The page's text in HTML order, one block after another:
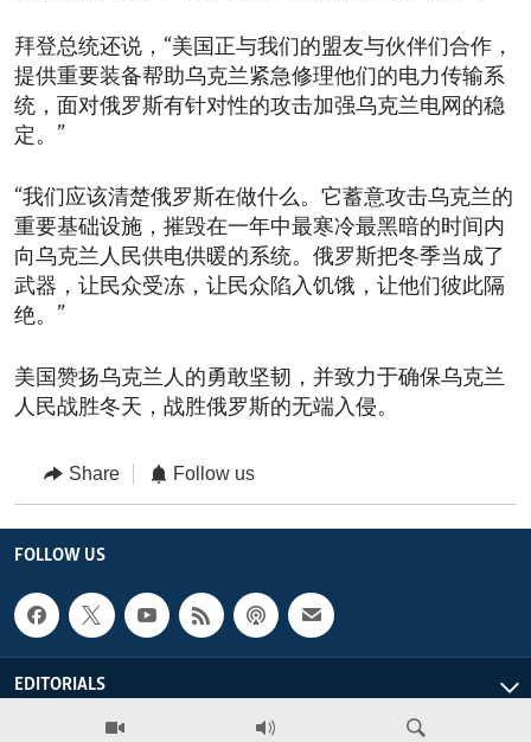
拜登总统还说，“美国正与我们的盟友与伙伴们合作，
提供重要装备帮助乌克兰紧急修理他们的电力传输系
统，面对俄罗斯有针对性的攻击加强乌克兰电网的稳
定。”
“我们应该清楚俄罗斯在做什么。它蓄意攻击乌克兰的
重要基础设施，摧毁在一年中最寒冷最黑暗的时间内
向乌克兰人民供电供暖的系统。俄罗斯把冬季当成了
武器，让民众受冻，让民众陷入饥饿，让他们彼此隔
绝。”
美国赞扬乌克兰人的勇敢坚韧，并致力于确保乌克兰
人民战胜冬天，战胜俄罗斯的无端入侵。
Share Follow us
FOLLOW US
EDITORIALS